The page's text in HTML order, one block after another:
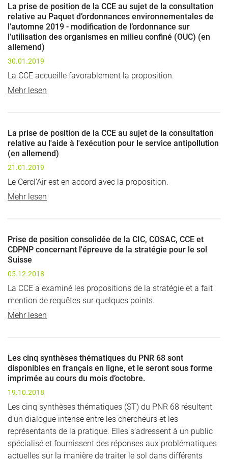
La prise de position de la CCE au sujet de la consultation
relative au Paquet d’ordonnances environnementales de
l’automne 2019 - modification de l’ordonnance sur
l’utilisation des organismes en milieu confiné (OUC) (en
allemend)
30.01.2019
La CCE accueille favorablement la proposition.
Mehr lesen
La prise de position de la CCE au sujet de la consultation
relative au l'aide à l'exécution pour le service antipollution
(en allemend)
21.01.2019
Le Cercl’Air est en accord avec la proposition.
Mehr lesen
Prise de position consolidée de la CIC, COSAC, CCE et
CDPNP concernant l'épreuve de la stratégie pour le sol
Suisse
05.12.2018
La CCE a examiné les propositions de la stratégie et a fait
mention de requêtes sur quelques points.
Mehr lesen
Les cinq synthèses thématiques du PNR 68 sont
disponibles en français en ligne, et le seront sous forme
imprimée au cours du mois d’octobre.
19.10.2018
Les cinq synthèses thématiques (ST) du PNR 68 résultent
d’un dialogue intense entre les chercheurs et les
représentants de la pratique. Elles s’adressent à un public
spécialisé et fournissent des réponses aux problématiques
actuelles sur la manière de traiter le sol dans différents